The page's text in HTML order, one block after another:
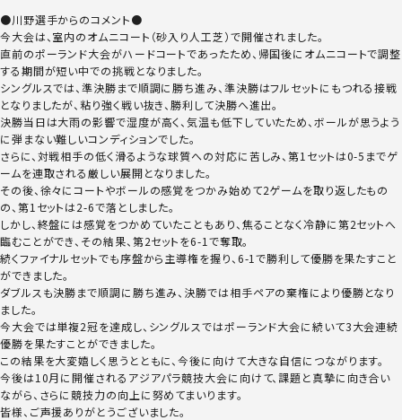
●川野選手からのコメント●
今大会は、室内のオムニコート（砂入り人工芝）で開催されました。
直前のポーランド大会がハードコートであったため、帰国後にオムニコートで調整
する期間が短い中での挑戦となりました。
シングルスでは、準決勝まで順調に勝ち進み、準決勝はフルセットにもつれる接戦
となりましたが、粘り強く戦い抜き、勝利して決勝へ進出。
決勝当日は大雨の影響で湿度が高く、気温も低下していたため、ボールが思うよう
に弾まない難しいコンディションでした。
さらに、対戦相手の低く滑るような球質への対応に苦しみ、第1セットは0-5までゲ
ームを連取される厳しい展開となりました。
その後、徐々にコートやボールの感覚をつかみ始めて2ゲームを取り返したもの
の、第1セットは2-6で落としました。
しかし、終盤には感覚をつかめていたこともあり、焦ることなく冷静に第2セットへ
臨むことができ、その結果、第2セットを6-1で奪取。
続くファイナルセットでも序盤から主導権を握り、6-1で勝利して優勝を果たすこと
ができました。
ダブルスも決勝まで順調に勝ち進み、決勝では相手ペアの棄権により優勝となり
ました。
今大会では単複2冠を達成し、シングルスではポーランド大会に続いて3大会連続
優勝を果たすことができました。
この結果を大変嬉しく思うとともに、今後に向けて大きな自信につながります。
今後は10月に開催されるアジアパラ競技大会に向けて、課題と真摯に向き合い
ながら、さらに競技力の向上に努めてまいります。
皆様、ご声援ありがとうございました。